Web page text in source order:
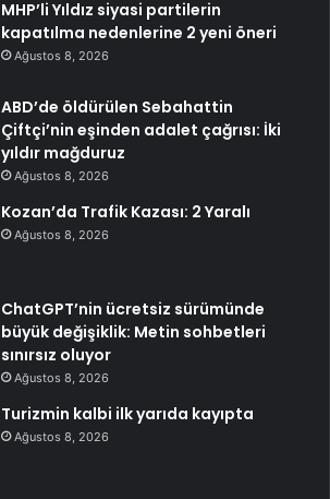
MHP’li Yıldız siyasi partilerin
kapatılma nedenlerine 2 yeni öneri
Ağustos 8, 2026
ABD’de öldürülen Sebahattin
Çiftçi’nin eşinden adalet çağrısı: İki
yıldır mağduruz
Ağustos 8, 2026
Kozan’da Trafik Kazası: 2 Yaralı
Ağustos 8, 2026
ChatGPT’nin ücretsiz sürümünde
büyük değişiklik: Metin sohbetleri
sınırsız oluyor
Ağustos 8, 2026
Turizmin kalbi ilk yarıda kayıpta
Ağustos 8, 2026